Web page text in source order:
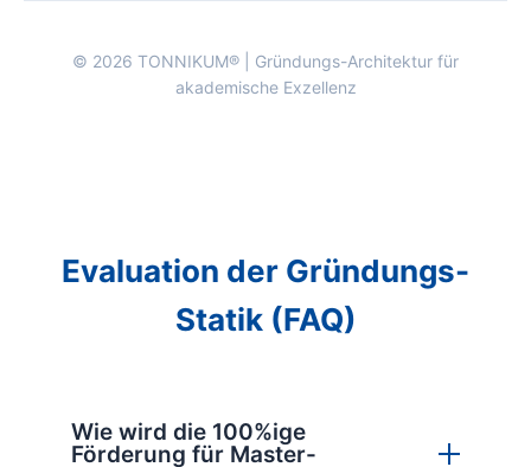
© 2026 TONNIKUM® | Gründungs-Architektur für
akademische Exzellenz
Evaluation der Gründungs-
Statik (FAQ)
Wie wird die 100%ige
Förderung für Master-